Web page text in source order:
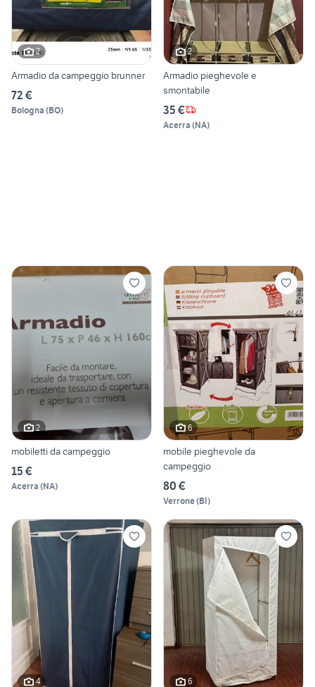
2
Armadio da campeggio brunner
72 €
Bologna (BO)
2
Armadio pieghevole e
smontabile
35 €
Acerra (NA)
2
mobiletti da campeggio
15 €
Acerra (NA)
6
mobile pieghevole da
campeggio
80 €
Verrone(BI)
4 6